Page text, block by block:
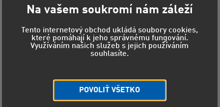
Na vašem soukromí nám záleží
Tento internetový obchod ukládá soubory cookies,
které pomáhají k jeho správnému fungování.
Využíváním našich služeb s jejich používáním
souhlasíte.
POVOLIŤ VŠETKO